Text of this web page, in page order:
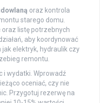
oraz kontrola
starego domu.
oraz listę potrzebnych
aby koordynować
elektryk, hydraulik czy
remontu.
i wydatki. Wprowadź
oceniać, czy nie
Przygotuj rezerwę na